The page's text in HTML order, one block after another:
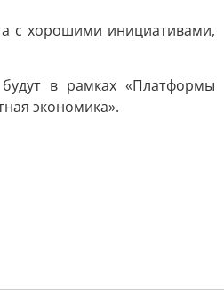
с хорошими инициативами,
в рамках «Платформы
экономика».